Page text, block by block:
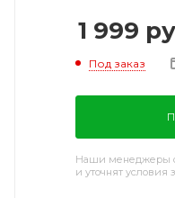
1 999
Под заказ
Наши менеджеры
и уточнят условия